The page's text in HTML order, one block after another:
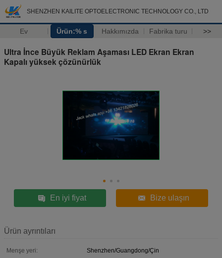
SHENZHEN KAILITE OPTOELECTRONIC TECHNOLOGY CO., LTD
Ev Ürün:% s Hakkımızda Fabrika turu >>
Ultra İnce Büyük Reklam Aşaması LED Ekran Ekran
Kapalı yüksek çözünürlük
En iyi fiyat Bize ulaşın
Ürün ayrıntıları
Menşe yeri:
Shenzhen/Guangdong/Çin